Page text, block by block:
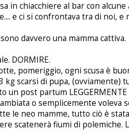
in chiacchiere al bar con
e ci si confrontava tra di noi, e
davvero una mamma cattiva.
DORMIRE.
pomeriggio, ogni scusa è
kg scarsi di pupa, (ovviamente)
un post partum
o semplicemente voleva
le neo mamme, tutto ciò è
scatenerà fiumi di polemiche.